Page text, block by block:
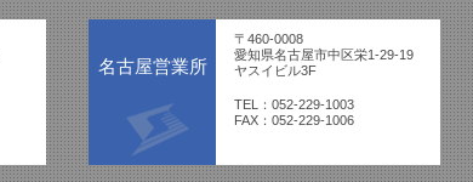
名古屋営業所
〒460-0008
愛知県名古屋市中区栄1-29-19
ヤスイビル3F
TEL：052-229-1003
FAX：052-229-1006